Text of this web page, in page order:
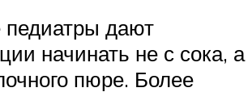
педиатры дают
начинать не с сока, а
пюре. Более